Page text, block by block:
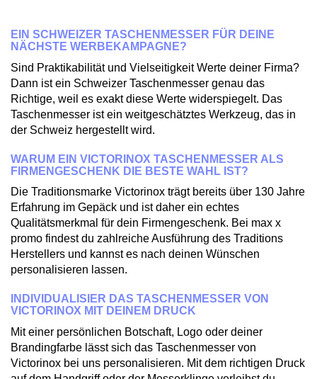
EIN SCHWEIZER TASCHENMESSER FÜR DEINE
NÄCHSTE WERBEKAMPAGNE?
Sind Praktikabilität und Vielseitigkeit Werte deiner Firma?
Dann ist ein Schweizer Taschenmesser genau das
Richtige, weil es exakt diese Werte widerspiegelt. Das
Taschenmesser ist ein weitgeschätztes Werkzeug, das in
der Schweiz hergestellt wird.
WARUM EIN VICTORINOX TASCHENMESSER ALS
FIRMENGESCHENK DIE BESTE WAHL IST?
Die Traditionsmarke Victorinox trägt bereits über 130 Jahre
Erfahrung im Gepäck und ist daher ein echtes
Qualitätsmerkmal für dein Firmengeschenk. Bei max x
promo findest du zahlreiche Ausführung des Traditions
Herstellers und kannst es nach deinen Wünschen
personalisieren lassen.
INDIVIDUALISIER DAS TASCHENMESSER VON
VICTORINOX MIT DEINEM DRUCK
Mit einer persönlichen Botschaft, Logo oder deiner
Brandingfarbe lässt sich das Taschenmesser von
Victorinox bei uns personalisieren. Mit dem richtigen Druck